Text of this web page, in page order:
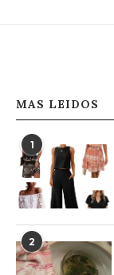
MAS LEIDOS
1
2